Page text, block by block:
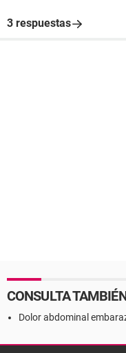
3 respuestas
CONSULTA
Dolor abdominal